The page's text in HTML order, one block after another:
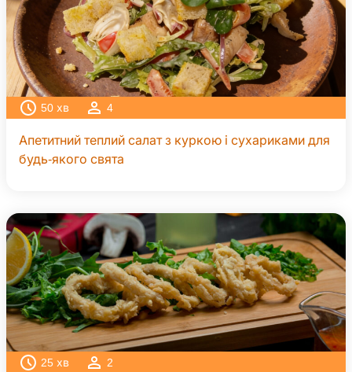
50 хв 4
Апетитний теплий салат з куркою і сухариками для
будь-якого свята
25 хв 2